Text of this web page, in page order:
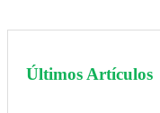
Últimos Artículos